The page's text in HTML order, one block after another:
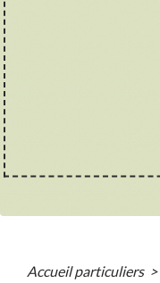
Accueil particuliers >